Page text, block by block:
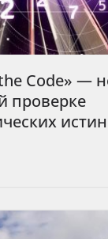
Code» —
проверке
истин